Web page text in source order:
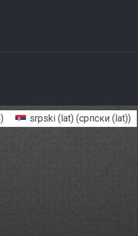
srpski (lat) (српски (lat))